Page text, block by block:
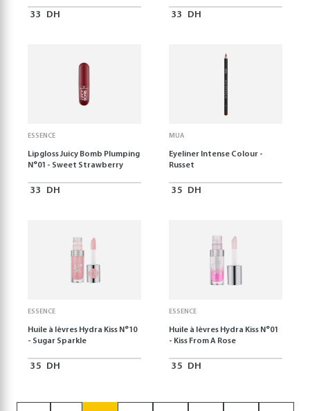
33 DH 33 DH
ESSENCE
Lipgloss Juicy Bomb Plumping
N°01 - Sweet Strawberry
33 DH
MUA
Eyeliner Intense Colour -
Russet
35 DH
ESSENCE
Huile à lèvres Hydra Kiss N°10
- Sugar Sparkle
35 DH
ESSENCE
Huile à lèvres Hydra Kiss N°01
- Kiss From A Rose
35 DH